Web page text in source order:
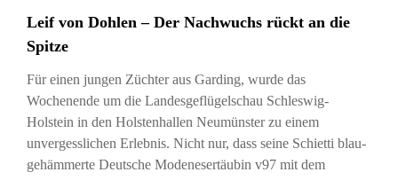
Leif von Dohlen – Der Nachwuchs rückt an die
Spitze
Für einen jungen Züchter aus Garding, wurde das
Wochenende um die Landesgeflügelschau Schleswig-
Holstein in den Holstenhallen Neumünster zu einem
unvergesslichen Erlebnis. Nicht nur, dass seine Schietti blau-
gehämmerte Deutsche Modenesertäubin v97 mit dem